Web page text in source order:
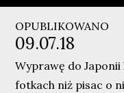
OPUBLIKOWANO
09.07.18
Wyprawę do
fotkach niż pisac o